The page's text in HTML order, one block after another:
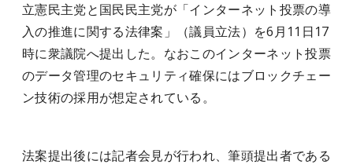
立憲民主党と国民民主党が「インターネット投票の導
入の推進に関する法律案」（議員立法）を6月11日17
時に衆議院へ提出した。なおこのインターネット投票
のデータ管理のセキュリティ確保にはブロックチェー
ン技術の採用が想定されている。
法案提出後には記者会見が行われ、筆頭提出者である